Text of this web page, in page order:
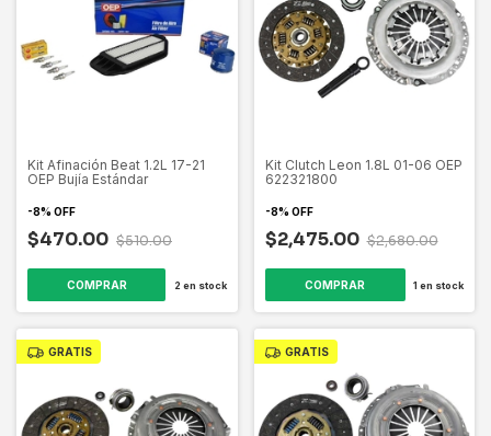
Kit Afinación Beat 1.2L 17-21
OEP Bujía Estándar
-8% OFF
$470.00 $510.00
2 en stock
Kit Clutch Leon 1.8L 01-06 OEP
622321800
-8% OFF
$2,475.00 $2,680.00
1 en stock
GRATIS GRATIS